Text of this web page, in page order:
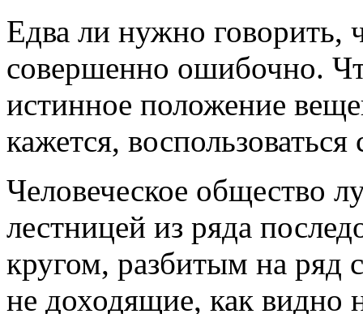
Едва ли нужно говорить,
совершенно ошибочно.
истинное положение
кажется,
Человеческое общество
лестницей из ряда
кругом, разбитым на ряд
не доходящие, как видно